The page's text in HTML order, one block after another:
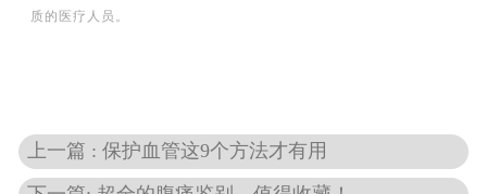
质的医疗人员。
上一篇 : 保护血管这9个方法才有用